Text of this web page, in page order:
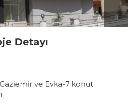
Detayı
ve Evka-7 konut